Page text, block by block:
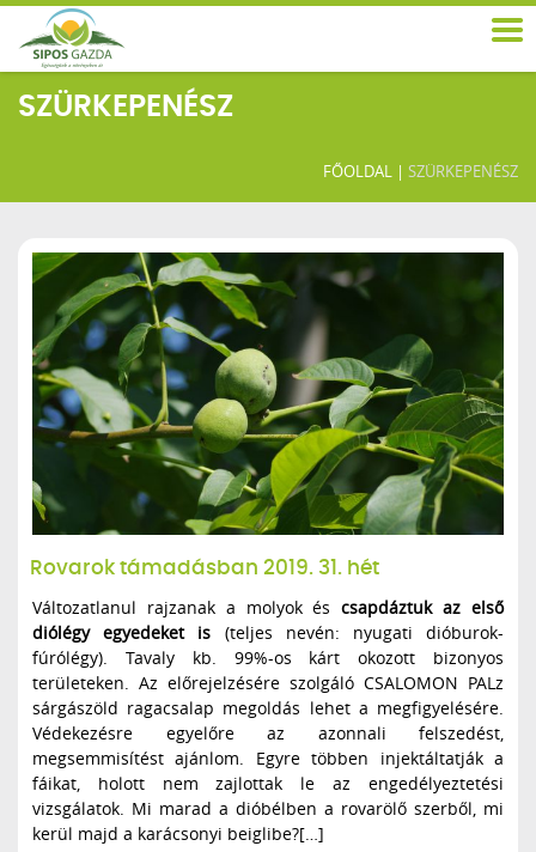
SZÜRKEPENÉSZ
FŐOLDAL | SZÜRKEPENÉSZ
Rovarok támadásban 2019. 31. hét
Változatlanul rajzanak a molyok éscsapdáztuk az első
diólégy egyedeket is (teljes nevén: nyugati dióburok-
fúrólégy). Tavaly kb. 99%-os kárt okozott bizonyos
területeken. Az előrejelzésére szolgáló CSALOMON PALz
sárgászöld ragacsalap megoldás lehet a megfigyelésére.
Védekezésre egyelőre az azonnali felszedést,
megsemmisítést ajánlom. Egyre többen injektáltatják a
fáikat, holott nem zajlottak le az engedélyeztetési
vizsgálatok. Mi marad a dióbélben a rovarölő szerből, mi
kerül majd a karácsonyi beiglibe?[…]